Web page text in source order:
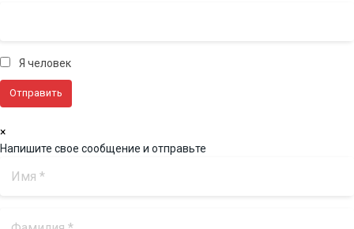
Я человек
×
Напишите свое сообщение и отправьте